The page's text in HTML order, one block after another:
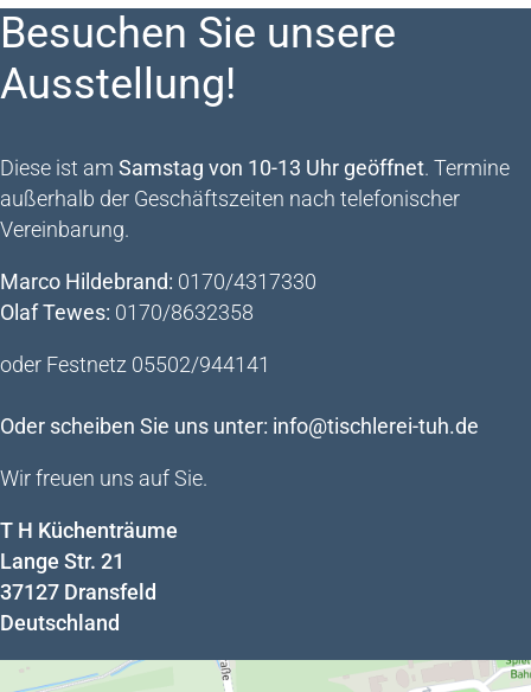
Besuchen Sie unsere
Ausstellung!
Diese ist am Samstag von 10-13 Uhr geöffnet. Termine
außerhalb der Geschäftszeiten nach telefonischer
Vereinbarung.
Marco Hildebrand: 0170/4317330
Olaf Tewes: 0170/8632358
oder Festnetz 05502/944141
Oder scheiben Sie uns unter: info@tischlerei-tuh.de
Wir freuen uns auf Sie.
T H Küchenträume
Lange Str. 21
37127 Dransfeld
Deutschland